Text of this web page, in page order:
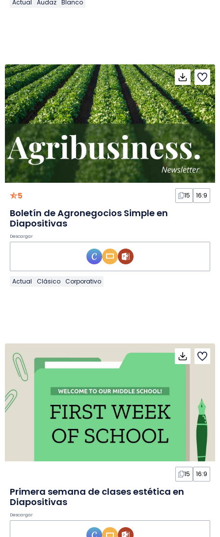
Actual Audaz Blanco
5 15 16:9
Boletín de Agronegocios Simple en
Diapositivas
Descargar
Actual Clásico Corporativo
15 16:9
Primera semana de clases estética en
Diapositivas
Descargar